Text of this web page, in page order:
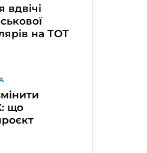
вдвічі
на ТОТ
що